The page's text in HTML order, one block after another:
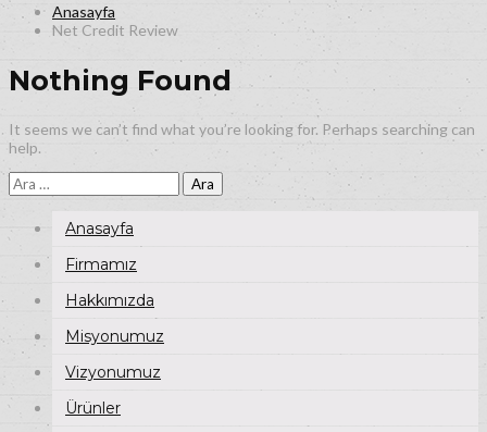
Anasayfa
Net Credit Review
Nothing Found
It seems we can’t find what you’re looking for. Perhaps searching can
help.
Arama:
Anasayfa
Firmamız
Hakkımızda
Misyonumuz
Vizyonumuz
Ürünler